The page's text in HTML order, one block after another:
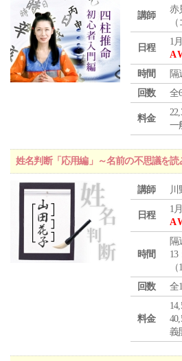
講師
赤
日程
1
A
時間
隔
回数
全
料金
一
姓名判断「応用編」～名前の不思議を読
講師
日程
1
A
時間
隔
13
回数
全
料金
義